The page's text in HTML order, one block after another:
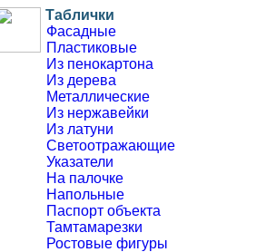
Таблички
Фасадные
Пластиковые
Из пенокартона
Из дерева
Металлические
Из нержавейки
Из латуни
Светоотражающие
Указатели
На палочке
Напольные
Паспорт объекта
Тамтамарезки
Ростовые фигуры